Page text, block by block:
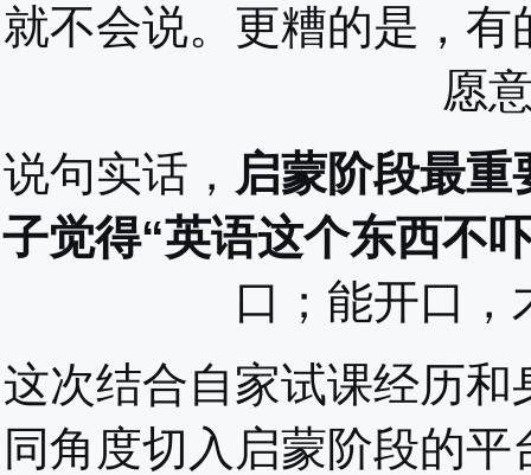
就不会说。更糟的是，
愿
说句实话， 启蒙阶段最
子觉得“英语这个东西不
口；能开口，
这次结合自家试课经历
同角度切入启蒙阶段的